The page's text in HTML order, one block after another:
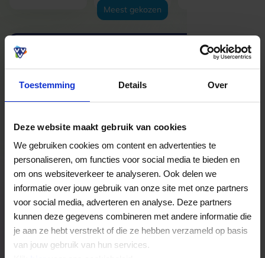
Toestemming Details Over
Deze website maakt gebruik van cookies
We gebruiken cookies om content en advertenties te
personaliseren, om functies voor social media te bieden en
om ons websiteverkeer te analyseren. Ook delen we
informatie over jouw gebruik van onze site met onze partners
voor social media, adverteren en analyse. Deze partners
kunnen deze gegevens combineren met andere informatie die
je aan ze hebt verstrekt of die ze hebben verzameld op basis
van jouw gebruik van hun services.
Meest gekozen
Of voer een eigen bedrag
in:
Je kunt het aantal cadeaukaarten later selecteren.
Vorige stap Volgende stap
50,00